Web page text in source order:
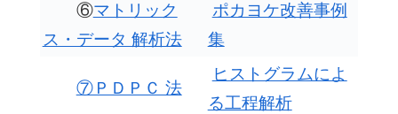
⑥マトリック
ス・データ 解析法
ポカヨケ改善事例
集
⑦ＰＤＰＣ 法
ヒストグラムによ
る工程解析